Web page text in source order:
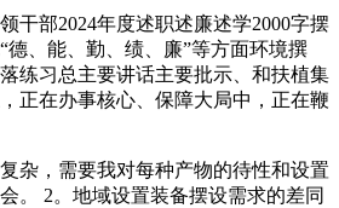
部2024年度述职述廉述学2000字摆
德、能、勤、绩、廉”等方面环境撰
练习总主要讲话主要批示、和扶植集
正在办事核心、保障大局中，正在鞭
，需要我对每种产物的待性和设置
。 2。地域设置装备摆设需求的差同